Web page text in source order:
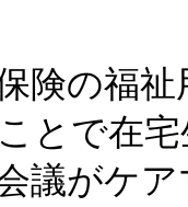
険の福
とで在
議がケ